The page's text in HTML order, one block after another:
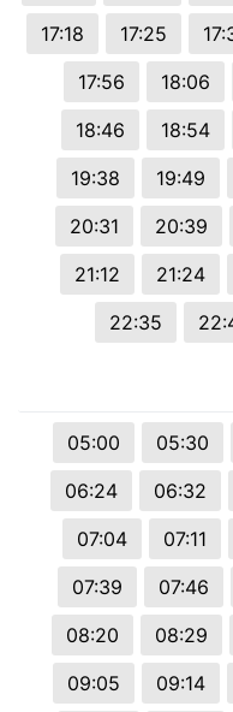
17:18
17:25
17:56
18:06
18:46
18:54
19:38
19:49
20:31
20:39
21:12
21:24
22:35
05:00 05:30
06:24
06:32
07:04
07:11
07:39
07:46
08:20
08:29
09:05
09:14